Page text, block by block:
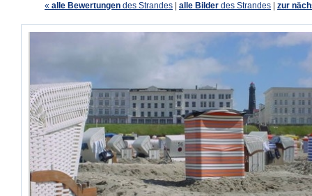
« alle Bewertungen des Strandes alle Bilder des Strandes zur